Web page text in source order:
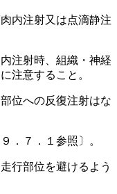
内注射又は点滴静注
注射時、組織・神経
注意すること。
位への反復注射はな
．７．１参照〕。
行部位を避けるよう